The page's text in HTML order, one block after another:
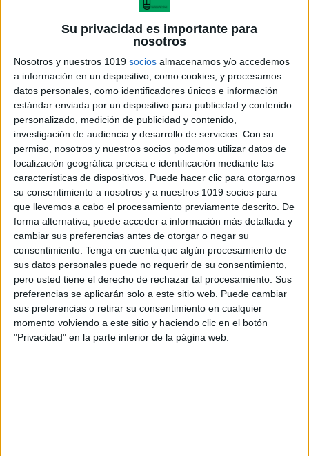
Su privacidad es importante para
nosotros
Nosotros y nuestros 1019 socios almacenamos y/o accedemos
a información en un dispositivo, como cookies, y procesamos
datos personales, como identificadores únicos e información
estándar enviada por un dispositivo para publicidad y contenido
personalizado, medición de publicidad y contenido,
investigación de audiencia y desarrollo de servicios. Con su
permiso, nosotros y nuestros socios podemos utilizar datos de
localización geográfica precisa e identificación mediante las
características de dispositivos. Puede hacer clic para otorgarnos
su consentimiento a nosotros y a nuestros 1019 socios para
que llevemos a cabo el procesamiento previamente descrito. De
forma alternativa, puede acceder a información más detallada y
cambiar sus preferencias antes de otorgar o negar su
consentimiento. Tenga en cuenta que algún procesamiento de
sus datos personales puede no requerir de su consentimiento,
pero usted tiene el derecho de rechazar tal procesamiento. Sus
preferencias se aplicarán solo a este sitio web. Puede cambiar
sus preferencias o retirar su consentimiento en cualquier
momento volviendo a este sitio y haciendo clic en el botón
"Privacidad" en la parte inferior de la página web.
siguiente actividad hay que decir por que has unido
esas tes palabras.